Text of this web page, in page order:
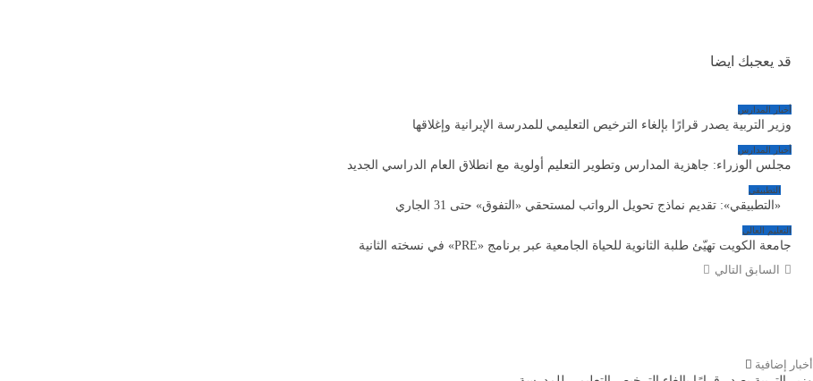
قد يعجبك ايضا
أخبار المدارس
وزير التربية يصدر قرارًا بإلغاء الترخيص التعليمي للمدرسة الإيرانية وإغلاقها
أخبار المدارس
مجلس الوزراء: جاهزية المدارس وتطوير التعليم أولوية مع انطلاق العام الدراسي الجديد
التطبيقي
«التطبيقي»: تقديم نماذج تحويل الرواتب لمستحقي «التفوق» حتى 31 الجاري
التعليم العالي
جامعة الكويت تهيّئ طلبة الثانوية للحياة الجامعية عبر برنامج «PRE» في نسخته الثانية
السابق التالي
أخبار إضافية